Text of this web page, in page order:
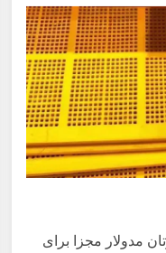
مدولار مجزا برای